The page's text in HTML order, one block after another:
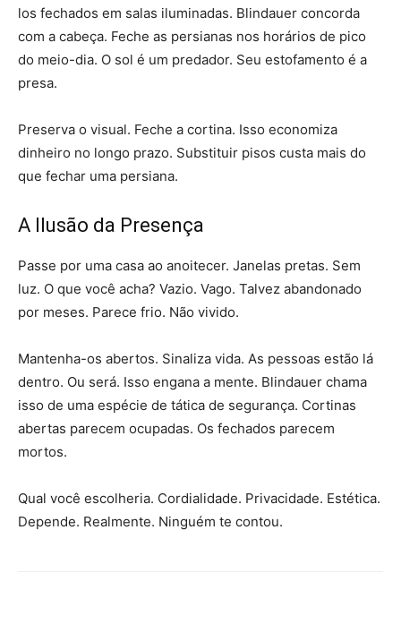
los fechados em salas iluminadas. Blindauer concorda
com a cabeça. Feche as persianas nos horários de pico
do meio-dia. O sol é um predador. Seu estofamento é a
presa.
Preserva o visual. Feche a cortina. Isso economiza
dinheiro no longo prazo. Substituir pisos custa mais do
que fechar uma persiana.
A Ilusão da Presença
Passe por uma casa ao anoitecer. Janelas pretas. Sem
luz. O que você acha? Vazio. Vago. Talvez abandonado
por meses. Parece frio. Não vivido.
Mantenha-os abertos. Sinaliza vida. As pessoas estão lá
dentro. Ou será. Isso engana a mente. Blindauer chama
isso de uma espécie de tática de segurança. Cortinas
abertas parecem ocupadas. Os fechados parecem
mortos.
Qual você escolheria. Cordialidade. Privacidade. Estética.
Depende. Realmente. Ninguém te contou.